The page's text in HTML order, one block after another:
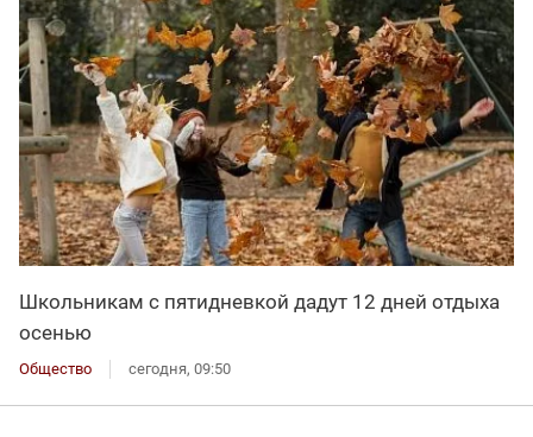
Школьникам с пятидневкой дадут 12 дней отдыха
осенью
Общество сегодня, 09:50